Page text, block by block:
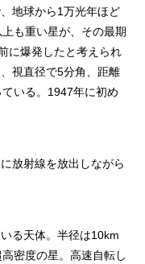
地球から1万光年ほど
も重い星が、その最期
に爆発したと考えられ
視直径で5分角、距離
いる。1947年に初め
放射線を放出しながら
る天体。半径は10km
密度の星。高速自転し